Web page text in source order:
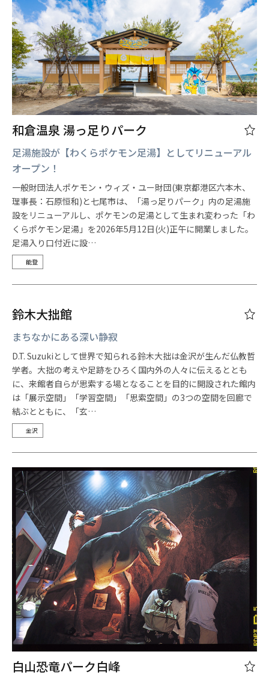
和倉温泉 湯っ足りパーク
足湯施設が【わくらポケモン足湯】としてリニューアル
オープン！
一般財団法人ポケモン・ウィズ・ユー財団(東京都港区六本木、
理事長：石原恒和)と七尾市は、「湯っ足りパーク」内の足湯施
設をリニューアルし、ポケモンの足湯として生まれ変わった「わ
くらポケモン足湯」を2026年5月12日(火)正午に開業しました。
足湯入り口付近に設…
能登
鈴木大拙館
まちなかにある深い静寂
D.T. Suzukiとして世界で知られる鈴木大拙は金沢が生んだ仏教哲
学者。大拙の考えや足跡をひろく国内外の人々に伝えるととも
に、来館者自らが思索する場となることを目的に開設された館内
は「展示空間」「学習空間」「思索空間」の3つの空間を回廊で
結ぶとともに、「玄…
金沢
白山恐竜パーク白峰